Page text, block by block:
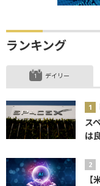
ランキング
デイリー
ス
は